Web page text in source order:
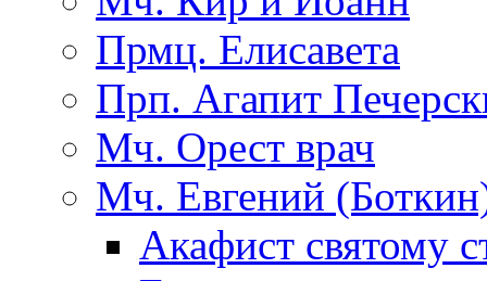
Прмц. Елисавета
Прп. Агапит
Мч. Орест врач
Мч. Евгений
Акафист святому